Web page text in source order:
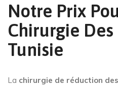
Notre Prix
Chirurgie Des
Tunisie
La chirurgie de réduction